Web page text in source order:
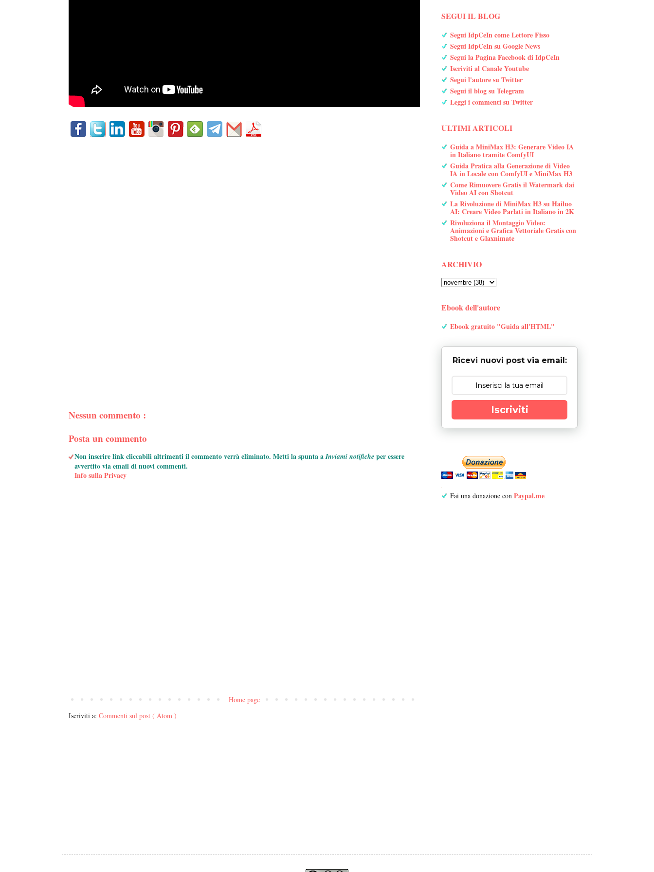
Nessun commento :
Posta un commento
Non inserire link cliccabili altrimenti il commento verrà eliminato. Metti la spunta aInviami notifiche per essere
avvertito via email di nuovi commenti.
Info sulla Privacy
Home page
Iscriviti a: Commenti sul post ( Atom )
SEGUI IL BLOG
Segui IdpCeIn come Lettore Fisso
Segui IdpCeIn su Google News
Segui la Pagina Facebook di IdpCeIn
Iscriviti al Canale Youtube
Segui l'autore su Twitter
Segui il blog su Telegram
Leggi i commenti su Twitter
ULTIMI ARTICOLI
Guida a MiniMax H3: Generare Video IA
in Italiano tramite ComfyUI
Guida Pratica alla Generazione di Video
IA in Locale con ComfyUI e MiniMax H3
Come Rimuovere Gratis il Watermark dai
Video AI con Shotcut
La Rivoluzione di MiniMax H3 su Hailuo
AI: Creare Video Parlati in Italiano in 2K
Rivoluziona il Montaggio Video:
Animazioni e Grafica Vettoriale Gratis con
Shotcut e Glaxnimate
ARCHIVIO
Ebook dell'autore
Ebook gratuito "Guida all'HTML"
Ricevi nuovi post via email:
Iscriviti
Fai una donazione con Paypal.me